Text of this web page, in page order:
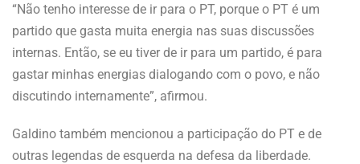
“Não tenho interesse de ir para o PT, porque o PT é um
partido que gasta muita energia nas suas discussões
internas. Então, se eu tiver de ir para um partido, é para
gastar minhas energias dialogando com o povo, e não
discutindo internamente”, afirmou.
Galdino também mencionou a participação do PT e de
outras legendas de esquerda na defesa da liberdade.